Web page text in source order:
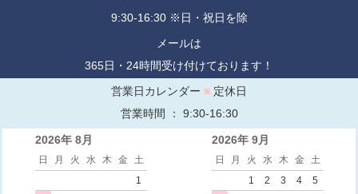
9:30-16:30 ※日・祝日を除
メールは
365日・24時間受け付けております！
営業日カレンダー ■ 定休日
営業時間 ： 9:30-16:30
2026年 8月
日 月 火 水 木 金
土
1
2026年 9月
日 月 火 水 木 金
土
1
2 3 4 5